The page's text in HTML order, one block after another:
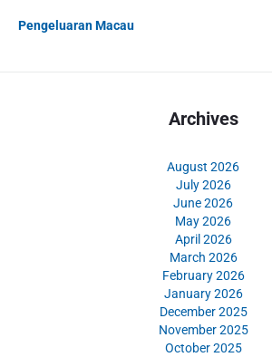
Pengeluaran Macau
Archives
August 2026
July 2026
June 2026
May 2026
April 2026
March 2026
February 2026
January 2026
December 2025
November 2025
October 2025